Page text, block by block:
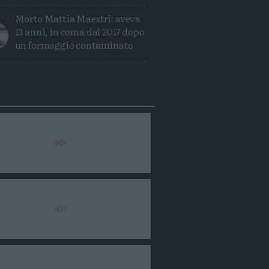
Morto Mattia Maestri: aveva
13 anni, in coma dal 2017 dopo
un formaggio contaminato